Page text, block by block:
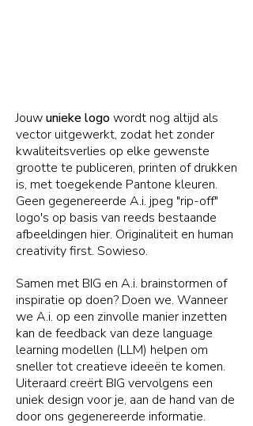
Jouwunieke logo wordt nog altijd als
vector uitgewerkt, zodat het zonder
kwaliteitsverlies op elke gewenste
grootte te publiceren, printen of drukken
is, met toegekende Pantone kleuren.
Geen gegenereerde A.i. jpeg "rip-off"
logo's op basis van reeds bestaande
afbeeldingen hier. Originaliteit en human
creativity first. Sowieso.
Samen met BIG en A.i. brainstormen of
inspiratie op doen? Doen we. Wanneer
we A.i. op een zinvolle manier inzetten
kan de feedback van deze language
learning modellen (LLM) helpen om
sneller tot creatieve ideeën te komen.
Uiteraard creërt BIG vervolgens een
uniek design voor je, aan de hand van de
door ons gegenereerde informatie.